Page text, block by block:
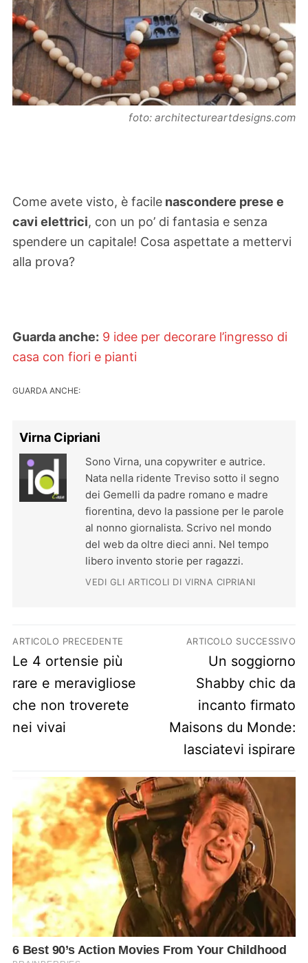
foto: architectureartdesigns.com
Come avete visto, è facile nascondere prese e
cavi elettrici, con un po’ di fantasia e senza
spendere un capitale! Cosa aspettate a mettervi
alla prova?
Guarda anche: 9 idee per decorare l’ingresso di
casa con fiori e pianti
GUARDA ANCHE:
Virna Cipriani
Sono Virna, una copywriter e autrice.
Nata nella ridente Treviso sotto il segno
dei Gemelli da padre romano e madre
fiorentina, devo la passione per le parole
al nonno giornalista. Scrivo nel mondo
del web da oltre dieci anni. Nel tempo
libero invento storie per ragazzi.
VEDI GLI ARTICOLI DI VIRNA CIPRIANI
Navigazione articoli
ARTICOLO PRECEDENTE
Previous post:
Le 4 ortensie più
rare e meravigliose
che non troverete
nei vivai
ARTICOLO SUCCESSIVO
Next post:
Un soggiorno
Shabby chic da
incanto firmato
Maisons du Monde:
lasciatevi ispirare